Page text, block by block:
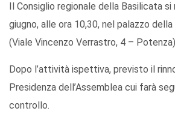
Il Consiglio regionale della Basilicata
giugno, alle ora 10,30, nel palazzo
(Viale Vincenzo Verrastro, 4 –
Dopo l’attività ispettiva, previsto il
Presidenza dell’Assemblea cui farà
controllo.